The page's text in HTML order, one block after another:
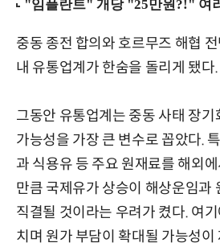
중동 종전 합의와 호르무즈 해협
내 유통업계가 한숨을 돌리게 됐다.
그동안 유통업계는 중동 사태 장
가능성을 가장 큰 변수로 꼽았다.
과 식용유 등 주요 원재료를 해외
만큼 국제유가 상승이 해상운임과
직결될 것이라는 우려가 켰다. 여
치며 원가 부담이 확대될 가능성이